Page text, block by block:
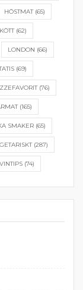
HÖSTMAT(65)
KÖTT(62)
LONDON (66)
(69)
(76)
(165)
SMAKER(65)
(287)
VINTIPS (74)